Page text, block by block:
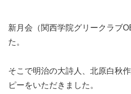
新月会（関西学院グリークラブ
た。
そこで明治の大詩人、北原白秋
ピーをいただきました。